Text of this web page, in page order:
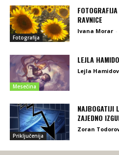
Fotografija
RAVNICE
Ivana Morar -
Mesečina
LEJLA
Lejla
Priključenija
NAJBOGATIJI
ZAJEDNO
Zoran